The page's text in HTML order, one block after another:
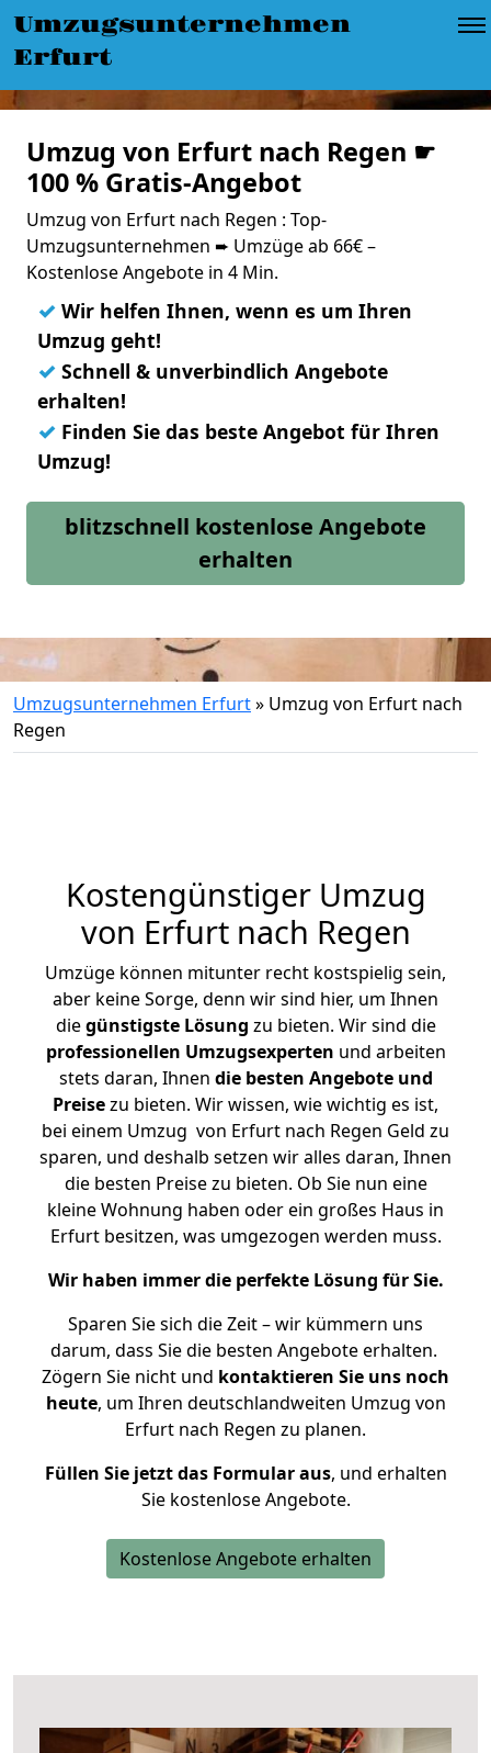
Umzugsunternehmen
Erfurt
Umzug von Erfurt nach Regen ☛
100 % Gratis-Angebot
Umzug von Erfurt nach Regen : Top-
Umzugsunternehmen ➨ Umzüge ab 66€ –
Kostenlose Angebote in 4 Min.
✓ Wir helfen Ihnen, wenn es um Ihren
Umzug geht!
✓ Schnell & unverbindlich Angebote
erhalten!
✓ Finden Sie das beste Angebot für Ihren
Umzug!
blitzschnell kostenlose Angebote
erhalten
Umzugsunternehmen Erfurt» Umzug von Erfurt nach
Regen
Kostengünstiger Umzug
von Erfurt nach Regen
Umzüge können mitunter recht kostspielig sein,
aber keine Sorge, denn wir sind hier, um Ihnen
diegünstigste Lösung zu bieten. Wir sind die
professionellen Umzugsexperten und arbeiten
stets daran, Ihnen die besten Angebote und
Preisezu bieten. Wir wissen, wie wichtig es ist,
bei einem Umzug von Erfurt nach Regen Geld zu
sparen, und deshalb setzen wir alles daran, Ihnen
die besten Preise zu bieten. Ob Sie nun eine
kleine Wohnung haben oder ein großes Haus in
Erfurt besitzen, was umgezogen werden muss.
Wir haben immer die perfekte Lösung für Sie.
Sparen Sie sich die Zeit – wir kümmern uns
darum, dass Sie die besten Angebote erhalten.
Zögern Sie nicht und kontaktieren Sie uns noch
heute, um Ihren deutschlandweiten Umzug von
Erfurt nach Regen zu planen.
Füllen Sie jetzt das Formular aus, und erhalten
Sie kostenlose Angebote.
Kostenlose Angebote erhalten